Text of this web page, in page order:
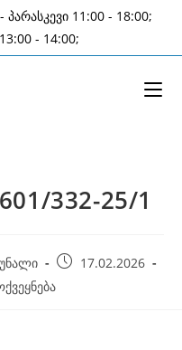
11:00 - 18:00;
- 14:00;
332-25/1
Post 17.02.2026